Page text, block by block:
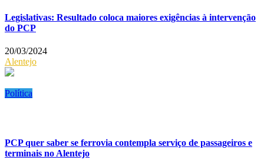
Legislativas: Resultado coloca maiores exigências à intervenção
do PCP
20/03/2024
Alentejo
Política
PCP quer saber se ferrovia contempla serviço de passageiros e
terminais no Alentejo